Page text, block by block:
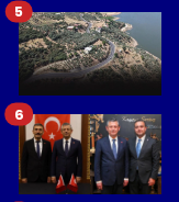
5
6